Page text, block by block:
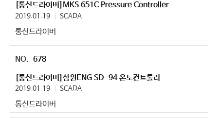
[통신드라이버]MKS 651C Pressure Controller
2019.01.19 SCADA
통신드라이버
678
[통신드라이버]삼원ENG SD-94 온도컨트롤러
2019.01.19 SCADA
통신드라이버